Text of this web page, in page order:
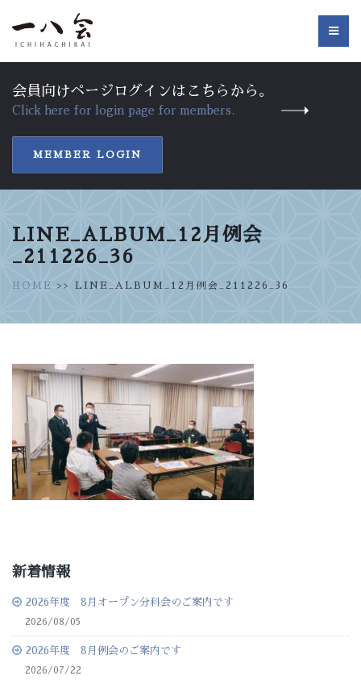
会員向けページログインはこちらから。
Click here for login page for members.
MEMBER LOGIN
LINE_ALBUM_12月例会
_211226_36
HOME >> LINE_ALBUM_12月例会_211226_36
新着情報
2026年度 8月オープン分科会のご案内です
2026/08/05
2026年度 8月例会のご案内です
2026/07/22